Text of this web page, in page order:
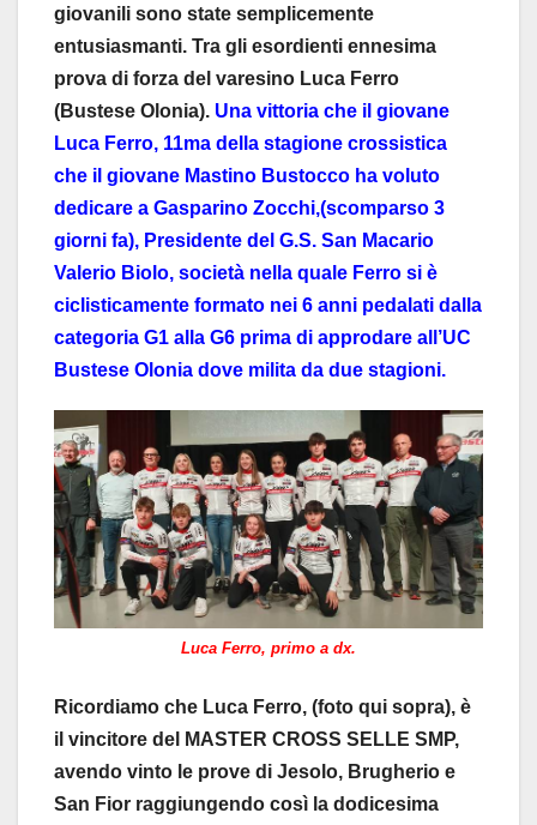
giovanili sono state semplicemente
entusiasmanti. Tra gli esordienti ennesima
prova di forza del varesino Luca Ferro
(Bustese Olonia). Una vittoria che il giovane
Luca Ferro, 11ma della stagione crossistica
che il giovane Mastino Bustocco ha voluto
dedicare a Gasparino Zocchi,(scomparso 3
giorni fa), Presidente del G.S. San Macario
Valerio Biolo, società nella quale Ferro si è
ciclisticamente formato nei 6 anni pedalati dalla
categoria G1 alla G6 prima di approdare all’UC
Bustese Olonia dove milita da due stagioni.
Luca Ferro, primo a dx.
Ricordiamo che Luca Ferro, (foto qui sopra), è
il vincitore del MASTER CROSS SELLE SMP,
avendo vinto le prove di Jesolo, Brugherio e
San Fior raggiungendo così la dodicesima